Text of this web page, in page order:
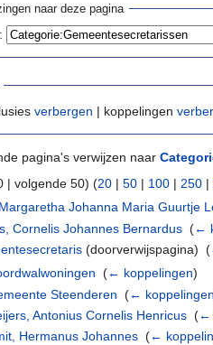
naar deze pagina
verbergen | koppelingen
pagina's verwijzen naar
| volgende 50) (20 | 50 | 100 | 250 |
Johanna Maria Guurtje
Cornelis Johannes Bernardus ‎(←
(doorverwijspagina) ‎(
(← koppelingen)
Steenderen (← koppelingen
Antonius Cornelis Henricus‎ (←
Hermanus Johannes‎ (←